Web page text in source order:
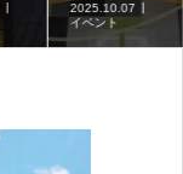
2025.10.07
イベント